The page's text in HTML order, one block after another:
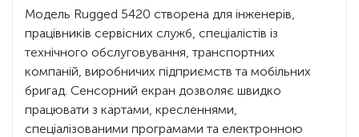
Модель Rugged 5420 створена для інженерів,
працівників сервісних служб, спеціалістів із
технічного обслуговування, транспортних
компаній, виробничих підприємств та мобільних
бригад. Сенсорний екран дозволяє швидко
працювати з картами, кресленнями,
спеціалізованими програмами та електронною